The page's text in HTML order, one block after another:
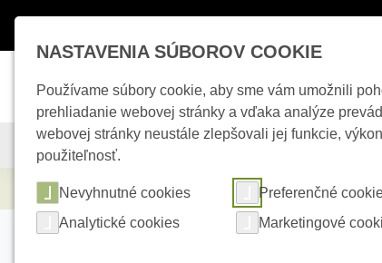
KAMEROVÉ SYSTÉMY ZABEZPEČOVACIE
Zabezpečovacie systémy AJAX
NASTAVENIA SÚBOROV COOKIE
Používame súbory cookie, aby sme vám umožnili
prehliadanie webovej stránky a vďaka analýze
webovej stránky neustále zlepšovali jej funkcie,
použiteľnosť.
Nevyhnutné cookies
Preferenčné
Analytické cookies
Marketingové